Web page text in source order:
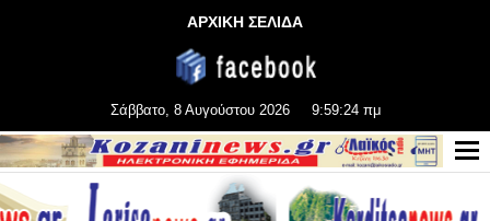
ΑΡΧΙΚΗ ΣΕΛΙΔΑ
Σάββατο, 8 Αυγούστου 2026 9:59:25 πμ